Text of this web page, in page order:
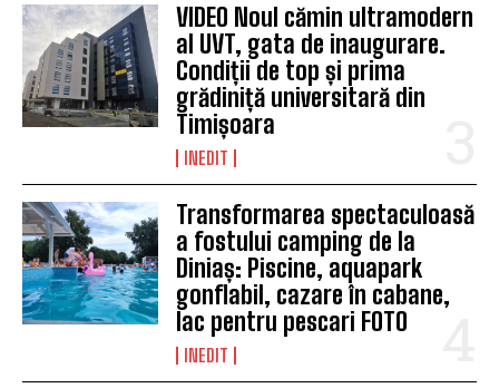
VIDEO Noul cămin ultramodern
al UVT, gata de inaugurare.
Condiții de top și prima
grădiniță universitară din
Timișoara
INEDIT
Transformarea spectaculoasă
a fostului camping de la
Diniaș: Piscine, aquapark
gonflabil, cazare în cabane,
lac pentru pescari FOTO
INEDIT